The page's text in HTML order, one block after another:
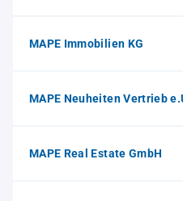
MAPE Immobilien KG
MAPE Neuheiten Vertrieb
MAPE Real Estate GmbH